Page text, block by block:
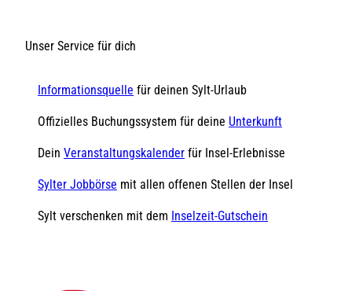
Unser Service für dich
Informationsquelle für deinen Sylt-Urlaub
Offizielles Buchungssystem für deine Unterkunft
Dein Veranstaltungskalender für Insel-Erlebnisse
Sylter Jobbörse mit allen offenen Stellen der Insel
Sylt verschenken mit dem Inselzeit-Gutschein